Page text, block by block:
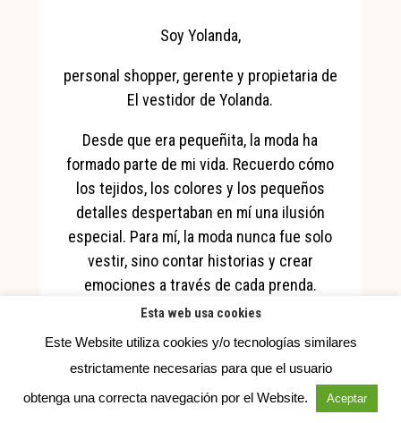
Soy Yolanda,
personal shopper, gerente y propietaria de
El vestidor de Yolanda.
Desde que era pequeñita, la moda ha
formado parte de mi vida. Recuerdo cómo
los tejidos, los colores y los pequeños
detalles despertaban en mí una ilusión
especial. Para mí, la moda nunca fue solo
vestir, sino contar historias y crear
emociones a través de cada prenda.
convirtió en vocación. Aprendí que la moda
tiene el poder de hacer sentir segura,
especial y única a cada mujer, y supe que
Esta web usa cookies
Este Website utiliza cookies y/o tecnologías similares
estrictamente necesarias para que el usuario
obtenga una correcta navegación por el Website.
Aceptar